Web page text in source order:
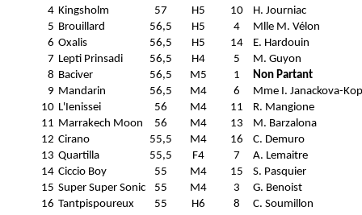
4 Kingsholm 57 H5 10
H. Journiac
5 Brouillard 56,5 H5 4
Mlle M. Vélon
6 Oxalis 56,5 H5 14
E. Hardouin
7 Lepti Prinsadi 56,5 H4 5
M. Guyon
8 Baciver 56,5 M5 1
Non Partant
9 Mandarin 56,5 M4 6
Mme I. Janackova-
10 L'Ienissei 56 M4 11
R. Mangione
11 Marrakech Moon 56 M4 13
M. Barzalona
12 Cirano 55,5 M4 16
C. Demuro
13 Quartilla 55,5 F4 7
A. Lemaitre
14 Ciccio Boy 55 M4 15
S. Pasquier
15 Super Super Sonic 55 M4 3
G. Benoist
16 Tantpispoureux 55 H6 8 C. Soumillon